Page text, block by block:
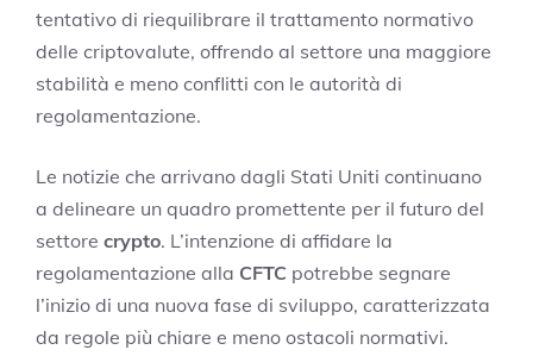
tentativo di riequilibrare il trattamento normativo
delle criptovalute, offrendo al settore una maggiore
stabilità e meno conflitti con le autorità di
regolamentazione.
Le notizie che arrivano dagli Stati Uniti continuano
a delineare un quadro promettente per il futuro del
settore crypto. L’intenzione di affidare la
regolamentazione alla CFTC potrebbe segnare
l’inizio di una nuova fase di sviluppo, caratterizzata
da regole più chiare e meno ostacoli normativi.